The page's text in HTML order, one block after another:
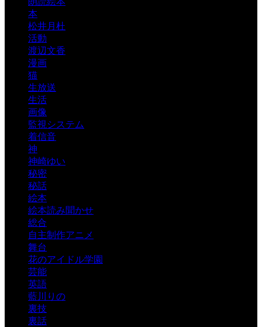
本
松井月杜
活動
渡辺文香
漫画
猫
生放送
生活
画像
監視システム
着信音
神
神崎ゆい
秘密
秘話
絵本
絵本読み聞かせ
総合
自主制作アニメ
舞台
花のアイドル学園
芸能
英語
藍川りの
裏技
裏話